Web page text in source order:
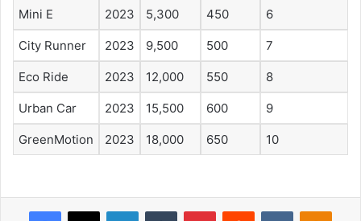
Mini E 2023 5,300 450 6
City Runner 2023 9,500 500 7
Eco Ride 2023 12,000 550 8
Urban Car 2023 15,500 600 9
GreenMotion 2023 18,000 650 10
Facebook
X LinkedInTumblr PinterestReddit VKontakte